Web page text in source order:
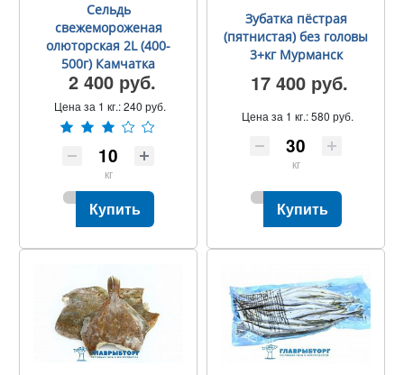
Сельдь
свежемороженая
олюторская 2L (400-
500г) Камчатка
2 400 руб.
Цена за 1 кг.:240 руб.
кг
Купить
Зубатка пёстрая
(пятнистая) без головы
3+кг Мурманск
17 400 руб.
Цена за 1 кг.:580 руб.
кг
Купить